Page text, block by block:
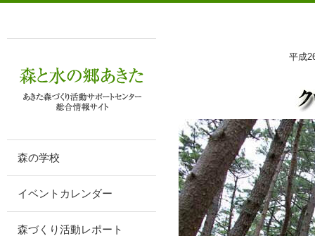
森の学校
イベントカレンダー
森づくり活動レポート
平成